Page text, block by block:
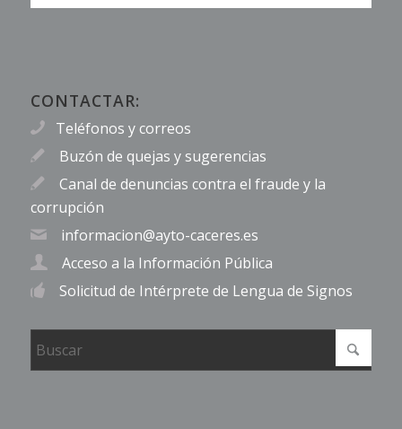
CONTACTAR:
Teléfonos y correos
Buzón de quejas y sugerencias
Canal de denuncias contra el fraude y la
corrupción
informacion@ayto-caceres.es
Acceso a la Información Pública
Solicitud de Intérprete de Lengua de Signos